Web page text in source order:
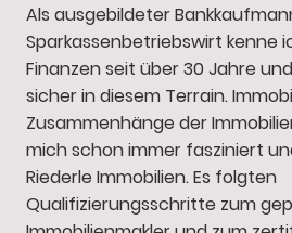
Als ausgebildeter
Sparkassenbetriebswirt kenne
Finanzen seit über 30 Jahre
sicher in diesem Terrain.
Zusammenhänge der
mich schon immer fasziniert
Riederle Immobilien. Es folgten
Qualifizierungsschritte zum